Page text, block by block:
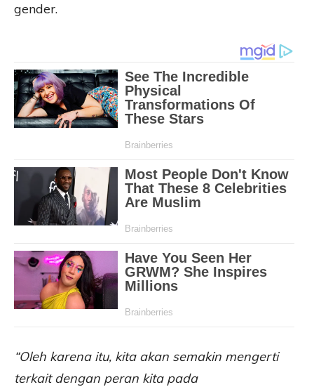
gender.
“Oleh karena itu, kita akan semakin mengerti
terkait dengan peran kita pada